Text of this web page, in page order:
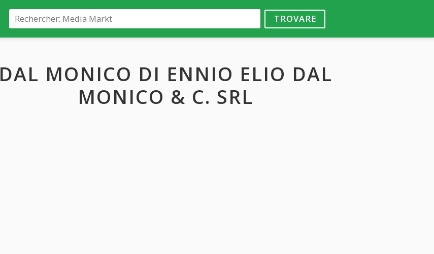
TROVARE
DAL MONICO DI ENNIO ELIO DAL
MONICO & C. SRL